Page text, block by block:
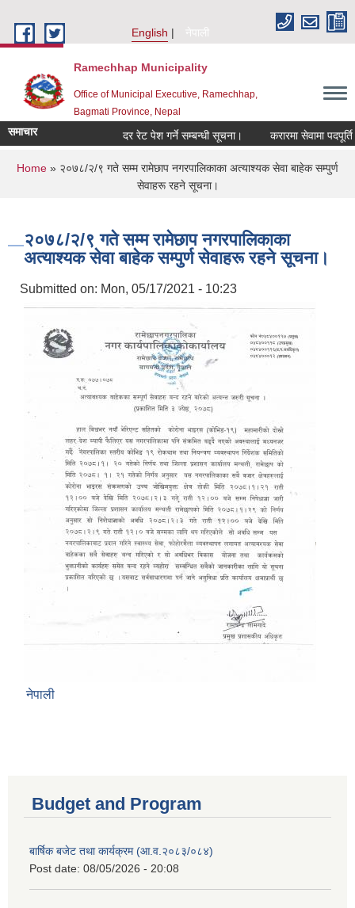
English
नेपाली
Ramechhap Municipality
Office of Municipal Executive, Ramechhap,
Bagmati Province, Nepal
समाचार दर रेट पेश गर्ने सम्बन्धी सूचना। करारमा सेवामा पदपूर्ति गर्ने
You are here
Home » २०७८/२/९ गते सम्म रामेछाप नगरपालिकाका अत्याश्यक सेवा बाहेक सम्पुर्ण
सेवाहरू रहने सूचना।
२०७८/२/९ गते सम्म रामेछाप नगरपालिकाका
अत्याश्यक सेवा बाहेक सम्पुर्ण सेवाहरू रहने सूचना।
Submitted on: Mon, 05/17/2021 - 10:23
नेपाली
Budget and Program
बार्षिक बजेट तथा कार्यक्रम (आ.व.२०८३/०८४)
Post date: 08/05/2026 - 20:08